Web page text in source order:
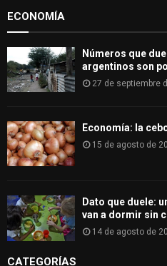
ECONOMÍA
Números que
argentinos son
27 de septiembre
Economía: la
15 de agosto de
Dato que duele:
van a dormir sin
14 de agosto de
CATEGORÍAS